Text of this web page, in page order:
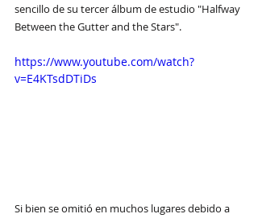
sencillo de su tercer álbum de estudio "Halfway
Between the Gutter and the Stars".
https://www.youtube.com/watch?
v=E4KTsdDTiDs
Si bien se omitió en muchos lugares debido a